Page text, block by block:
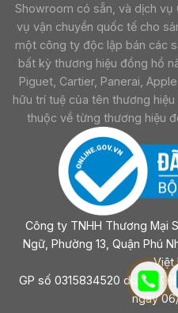
Showroom có sẵn, và dịch vụ
vụ vận chuyển quốc tế cho
một công ty độc lập bán các
bất kỳ thương hiệu đồng hồ
Piguet, Cartier, Panerai,
hữu trí tuệ của tên thương
thuộc về từng thương hiệu
Công ty TNHH Thương Mại
Ngữ, Phường 13, Quận Phú
Việt
GP số 0315834520 do sở
ngày